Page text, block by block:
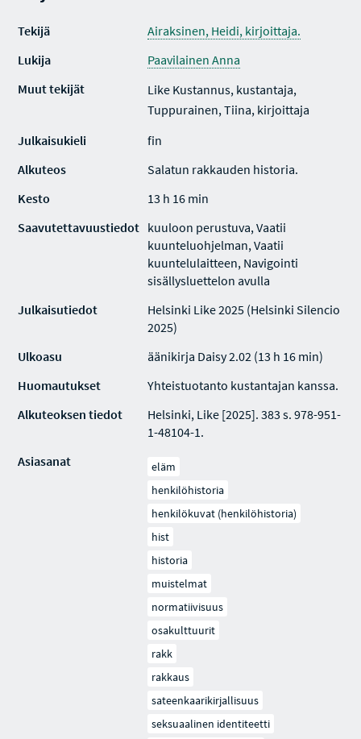
Tekijä
Airaksinen, Heidi, kirjoittaja.
Lukija
Paavilainen Anna
Muut tekijät
Like Kustannus, kustantaja,
Tuppurainen, Tiina, kirjoittaja
Julkaisukieli
fin
Alkuteos
Salatun rakkauden historia.
Kesto
13 h 16 min
Saavutettavuustiedot kuuloon perustuva, Vaatii
kuunteluohjelman, Vaatii
kuuntelulaitteen, Navigointi
sisällysluettelon avulla
Julkaisutiedot
Helsinki Like 2025 (Helsinki Silencio
2025)
Ulkoasu
äänikirja Daisy 2.02 (13 h 16 min)
Huomautukset
Yhteistuotanto kustantajan kanssa.
Alkuteoksen tiedot
Helsinki, Like [2025]. 383 s. 978-951-
1-48104-1.
Asiasanat
eläm
henkilöhistoria
henkilökuvat (henkilöhistoria)
hist
historia
muistelmat
normatiivisuus
osakulttuurit
rakk
rakkaus
sateenkaarikirjallisuus
seksuaalinen identiteetti